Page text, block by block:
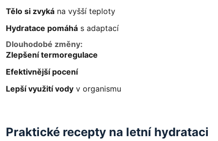
Tělo si zvyká na vyšší teploty
Hydratace pomáhá s adaptací
Dlouhodobé změny:
Zlepšení termoregulace
Efektivnější pocení
Lepší využití vody v organismu
Praktické recepty na letní hydrataci